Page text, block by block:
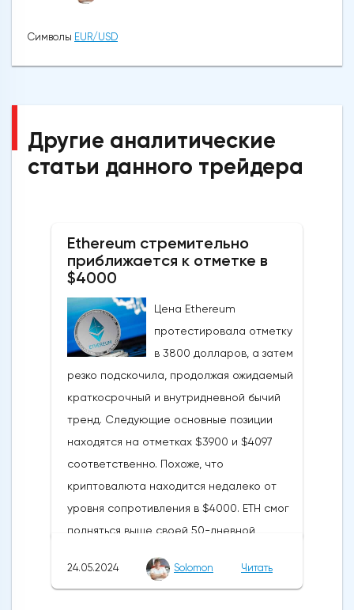
Символы EUR/USD
Другие аналитические
статьи данного трейдера
Ethereum стремительно
приближается к отметке в
$4000
Цена Ethereum
протестировала отметку
в 3800 долларов, а затем
резко подскочила, продолжая ожидаемый
краткосрочный и внутридневной бычий
тренд. Следующие основные позиции
находятся на отметках $3900 и $4097
соответственно. Похоже, что
криптовалюта находится недалеко от
уровня сопротивления в $4000. ETH смог
подняться выше своей 50-дневной
бычьих колебаний, которые могут развеять
24.05.2024 Solomon Читать